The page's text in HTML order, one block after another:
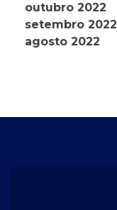
outubro 2022
setembro 2022
agosto 2022